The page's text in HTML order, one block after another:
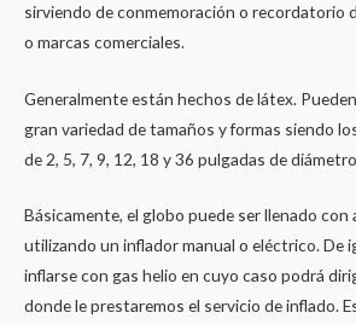
sirviendo de conmemoración o recordatorio
o marcas comerciales.
Generalmente están hechos de látex.
gran variedad de tamaños y formas siendo
de 2, 5, 7, 9, 12, 18 y 36 pulgadas de
Básicamente, el globo puede ser llenado con
utilizando un inflador manual o eléctrico. De
inflarse con gas helio en cuyo caso podrá
donde le prestaremos el servicio de inflado.